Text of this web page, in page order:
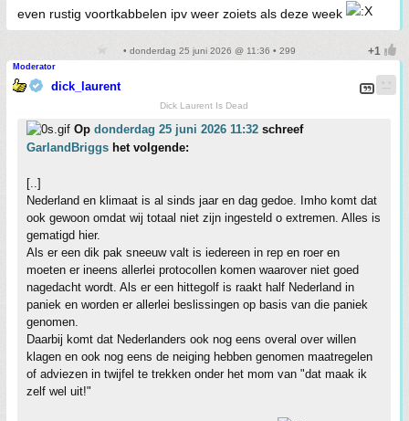
even rustig voortkabbelen ipv weer zoiets als deze week
• donderdag 25 juni 2026 @ 11:36 • 299
Moderator
dick_laurent
Dick Laurent Is Dead
Op donderdag 25 juni 2026 11:32 schreef
GarlandBriggs het volgende:
[..]
Nederland en klimaat is al sinds jaar en dag gedoe. Imho komt dat
ook gewoon omdat wij totaal niet zijn ingesteld o extremen. Alles is
gematigd hier.
Als er een dik pak sneeuw valt is iedereen in rep en roer en
moeten er ineens allerlei protocollen komen waarover niet goed
nagedacht wordt. Als er een hittegolf is raakt half Nederland in
paniek en worden er allerlei beslissingen op basis van die paniek
genomen.
Daarbij komt dat Nederlanders ook nog eens overal over willen
klagen en ook nog eens de neiging hebben genomen maatregelen
of adviezen in twijfel te trekken onder het mom van "dat maak ik
zelf wel uit!"